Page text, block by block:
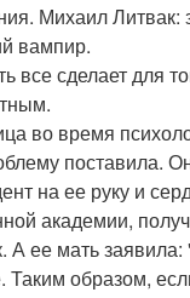
Михаил Литвак:
вампир.
все сделает для
во время
поставила.
на ее руку и
академии,
А ее мать
Таким образом,